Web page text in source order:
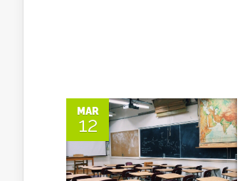
MAR
12